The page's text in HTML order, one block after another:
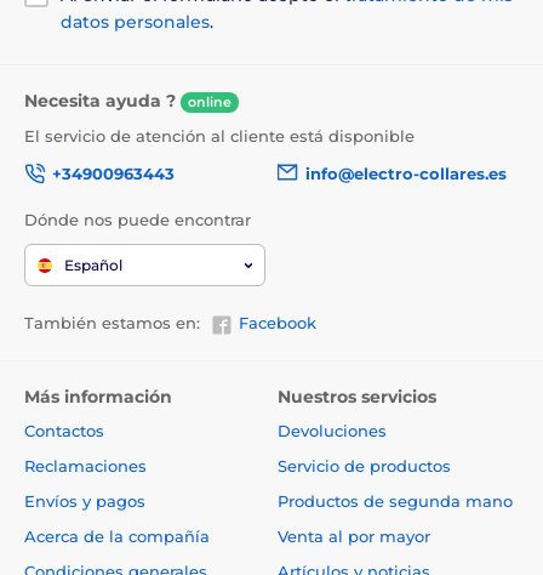
datos personales.
Necesita ayuda ? online
El servicio de atención al cliente está disponible
+34900963443
info@electro-collares.es
Dónde nos puede encontrar
Español
También estamos en: Facebook
Más información
Contactos
Reclamaciones
Envíos y pagos
Acerca de la compañía
Condiciones generales
Nuestros servicios
Devoluciones
Servicio de productos
Productos de segunda mano
Venta al por mayor
Artículos y noticias